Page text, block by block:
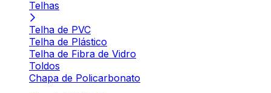
Telhas
Telha de PVC
Telha de Plástico
Telha de Fibra de Vidro
Toldos
Chapa de Policarbonato